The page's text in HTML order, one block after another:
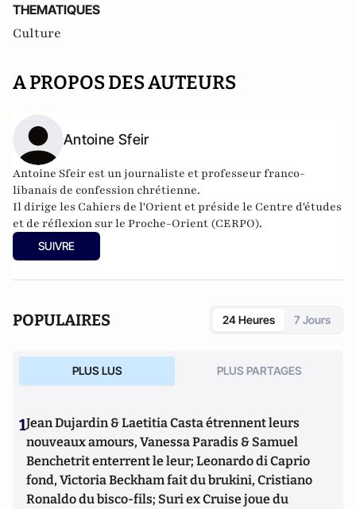
THEMATIQUES
Culture
A PROPOS DES AUTEURS
Antoine Sfeir
Antoine Sfeir est un journaliste et professeur franco-
libanais de confession chrétienne.
Il dirige les Cahiers de l'Orient et préside le Centre d'études
et de réflexion sur le Proche-Orient (CERPO).
Il enseigne également les relations internationales
au
SUIVRE
POPULAIRES 24 Heures 7 Jours
PLUS LUS PLUS PARTAGES
1Jean Dujardin & Laetitia Casta étrennent leurs
nouveaux amours, Vanessa Paradis & Samuel
Benchetrit enterrent le leur; Leonardo di Caprio
fond, Victoria Beckham fait du brukini, Cristiano
Ronaldo du bisco-fils; Suri ex Cruise joue du